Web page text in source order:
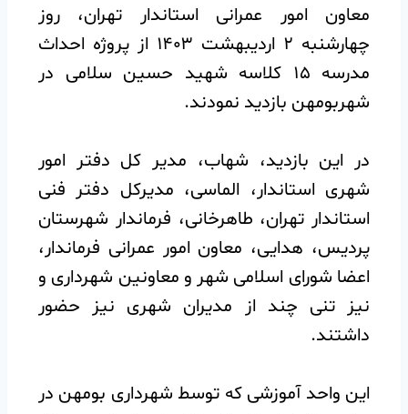
معاون امور عمرانی استاندار تهران، روز
چهارشنبه ۲ اردیبهشت ۱۴۰۳ از پروژه احداث
مدرسه ۱۵ کلاسه شهید حسین سلامی در
شهربومهن بازدید نمودند.
️در این بازدید، شهاب، مدیر کل دفتر امور
شهری استاندار، الماسی، مدیرکل دفتر فنی
استاندار تهران، طاهرخانی، فرماندار شهرستان
پردیس، هدایی، معاون امور عمرانی فرماندار،
اعضا شورای اسلامی شهر و معاونین شهرداری و
نیز تنی چند از مدیران شهری نیز حضور
داشتند.
️این واحد آموزشی که توسط شهرداری بومهن در